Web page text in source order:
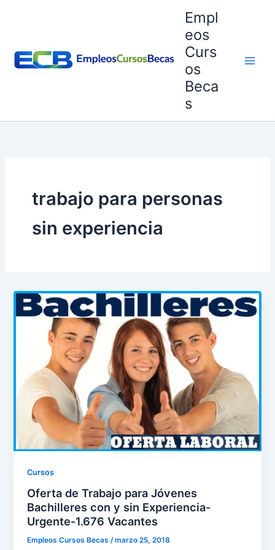
Empl
eos
Curs
os
Beca
s
trabajo para personas
sin experiencia
Cursos
Oferta de Trabajo para Jóvenes
Bachilleres con y sin Experiencia-
Urgente-1.676 Vacantes
Empleos Cursos Becas/marzo 25, 2018